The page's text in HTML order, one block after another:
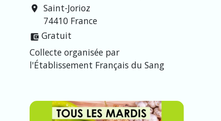
location_on Saint-Jorioz
74410 France
account_balance_wallet Gratuit
Collecte organisée par
l'Établissement Français du Sang